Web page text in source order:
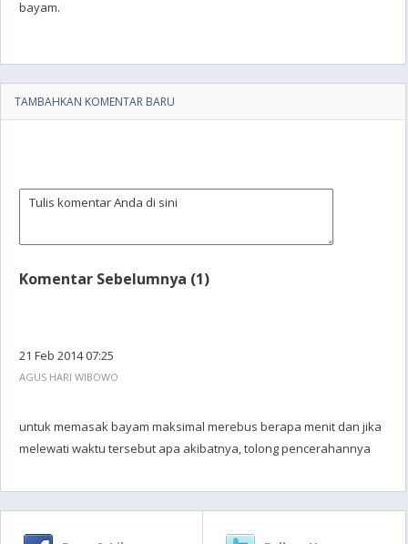
bayam.
TAMBAHKAN KOMENTAR BARU
Komentar Sebelumnya (1)
21 Feb 2014 07:25
AGUS HARI WIBOWO
untuk memasak bayam maksimal merebus berapa menit dan jika
melewati waktu tersebut apa akibatnya, tolong pencerahannya